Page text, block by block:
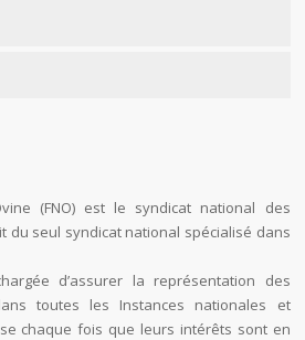
(FNO) est le syndicat national des
du seul syndicat national spécialisé dans
d’assurer la représentation des
toutes les Instances nationales et
chaque fois que leurs intérêts sont en